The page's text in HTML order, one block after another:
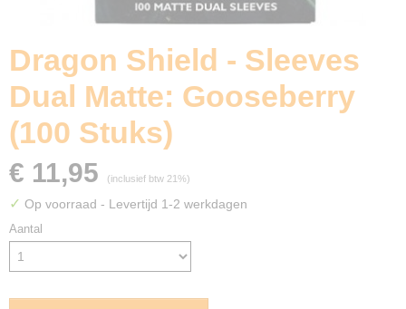
Dragon Shield - Sleeves
Dual Matte: Gooseberry
(100 Stuks)
€ 11,95 (inclusief btw 21%)
✓ Op voorraad - Levertijd 1-2 werkdagen
Aantal